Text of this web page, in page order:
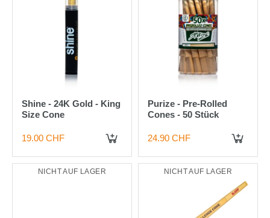
Shine - 24K Gold - King
Size Cone
19.00 CHF
Purize - Pre-Rolled
Cones - 50 Stück
24.90 CHF
NICHT AUF LAGER NICHT AUF LAGER